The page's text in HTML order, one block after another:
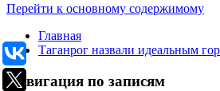
Перейти к основному содержимому
Главная
Таганрог назвали идеальным
Навигация по записям